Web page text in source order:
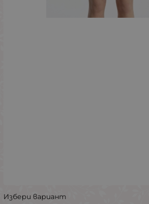
Избери вариант